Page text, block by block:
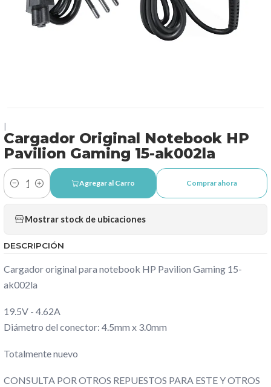
Cargador Original Notebook HP
Pavilion Gaming 15-ak002la
Cantidad
Agregar al Carro Comprar ahora
Mostrar stock de ubicaciones
DESCRIPCIÓN
Cargador original para notebook HP Pavilion Gaming 15-
ak002la
19.5V - 4.62A
Diámetro del conector: 4.5mm x 3.0mm
Totalmente nuevo
CONSULTA POR OTROS REPUESTOS PARA ESTE Y OTROS